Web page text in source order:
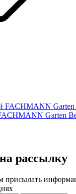
Garten
рассылку
присылать